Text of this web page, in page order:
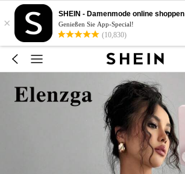
×
SHEIN - Damenmode online shoppen
Genießen Sie App-Special!
(10,830)